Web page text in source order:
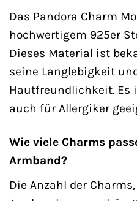
Das Pandora Charm
hochwertigem 925er
Dieses Material ist
seine Langlebigkeit
Hautfreundlichkeit.
auch für Allergiker
Wie viele Charms
Armband?
Die Anzahl der